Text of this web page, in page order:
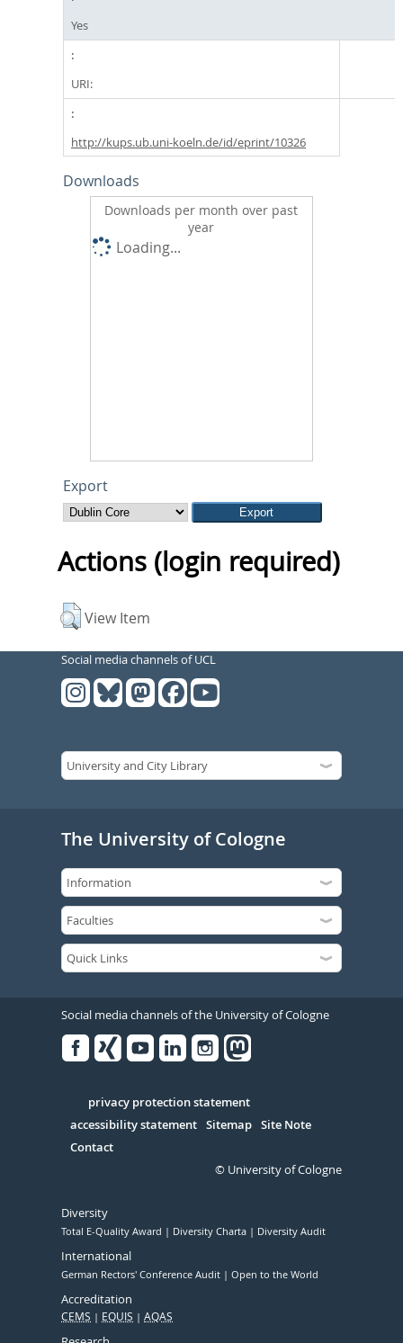
Yes
URI:
http://kups.ub.uni-koeln.de/id/eprint/10326
Downloads
Downloads per month over past
year
Loading...
Export
Actions (login required)
View Item
Social media channels of UCL
The University of Cologne
Social media channels of the University of Cologne
Serivce
privacy protection statement
accessibility statement Sitemap Site Note
Contact
© University of Cologne
Diversity
Total E-Quality Award Diversity Charta Diversity Audit
International
German Rectors' Conference Audit Open to the World
Accreditation
CEMS EQUIS AQAS